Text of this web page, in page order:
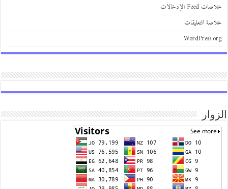
خلاصات Feed الإدخالات
خلاصة التعليقات
WordPress.org
الزوار